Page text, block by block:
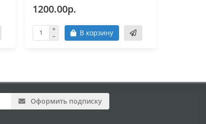
1200.00р.
В корзину
Оформить подписку